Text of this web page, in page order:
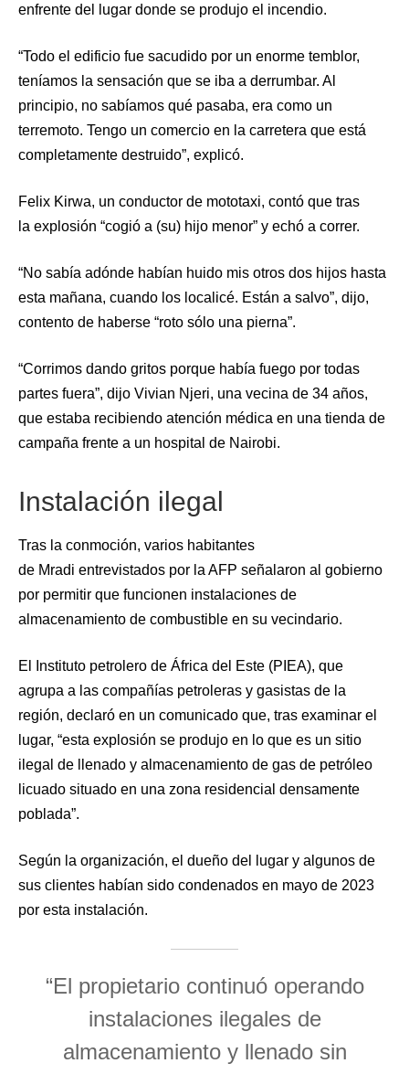
enfrente del lugar donde se produjo el incendio.
“Todo el edificio fue sacudido por un enorme temblor,
teníamos la sensación que se iba a derrumbar. Al
principio, no sabíamos qué pasaba, era como un
terremoto. Tengo un comercio en la carretera que está
completamente destruido”, explicó.
Felix Kirwa, un conductor de mototaxi, contó que tras
la explosión “cogió a (su) hijo menor” y echó a correr.
“No sabía adónde habían huido mis otros dos hijos hasta
esta mañana, cuando los localicé. Están a salvo”, dijo,
contento de haberse “roto sólo una pierna”.
“Corrimos dando gritos porque había fuego por todas
partes fuera”, dijo Vivian Njeri, una vecina de 34 años,
que estaba recibiendo atención médica en una tienda de
campaña frente a un hospital de Nairobi.
Instalación ilegal
Tras la conmoción, varios habitantes
de Mradi entrevistados por la AFP señalaron al gobierno
por permitir que funcionen instalaciones de
almacenamiento de combustible en su vecindario.
El Instituto petrolero de África del Este (PIEA), que
agrupa a las compañías petroleras y gasistas de la
región, declaró en un comunicado que, tras examinar el
lugar, “esta explosión se produjo en lo que es un sitio
ilegal de llenado y almacenamiento de gas de petróleo
licuado situado en una zona residencial densamente
poblada”.
Según la organización, el dueño del lugar y algunos de
sus clientes habían sido condenados en mayo de 2023
por esta instalación.
“El propietario continuó operando
instalaciones ilegales de
almacenamiento y llenado sin